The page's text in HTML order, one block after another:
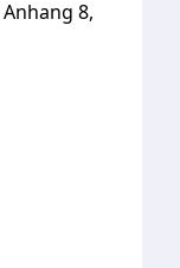
Anhang 8,